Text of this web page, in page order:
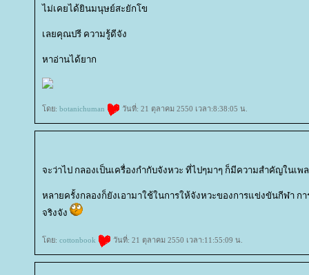
ไม่เคยได้ยินมนุษย์สะยักโข
เลยคุณปรี ความรู้ดีจัง
หาอ่านได้ยาก
ดย: botanichuman วันที่: 21 ตุลาคม 2550 เวลา:8:38:05 น.
จะว่าไป กลองเป็นเครื่องกำกับจังหวะ ที่ไปๆมาๆ ก็มีความสำคัญในเพ
หลายครั้งกลองก็ยังเอามาใช้ในการให้จังหวะของการแข่งขันกีฬา ก
จริงจัง
ดย: cottonbook วันที่: 21 ตุลาคม 2550 เวลา:11:55:09 น.